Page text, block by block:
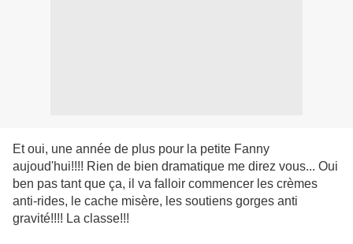
Et oui, une année de plus pour la petite Fanny
aujoud'hui!!!! Rien de bien dramatique me direz vous... Oui
ben pas tant que ça, il va falloir commencer les crèmes
anti-rides, le cache misère, les soutiens gorges anti
gravité!!!! La classe!!!